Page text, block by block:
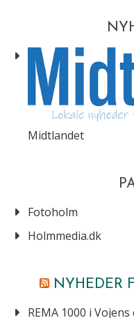
Midtlandet
Fotoholm
Holmmedia.dk
NYHEDER
REMA 1000 i